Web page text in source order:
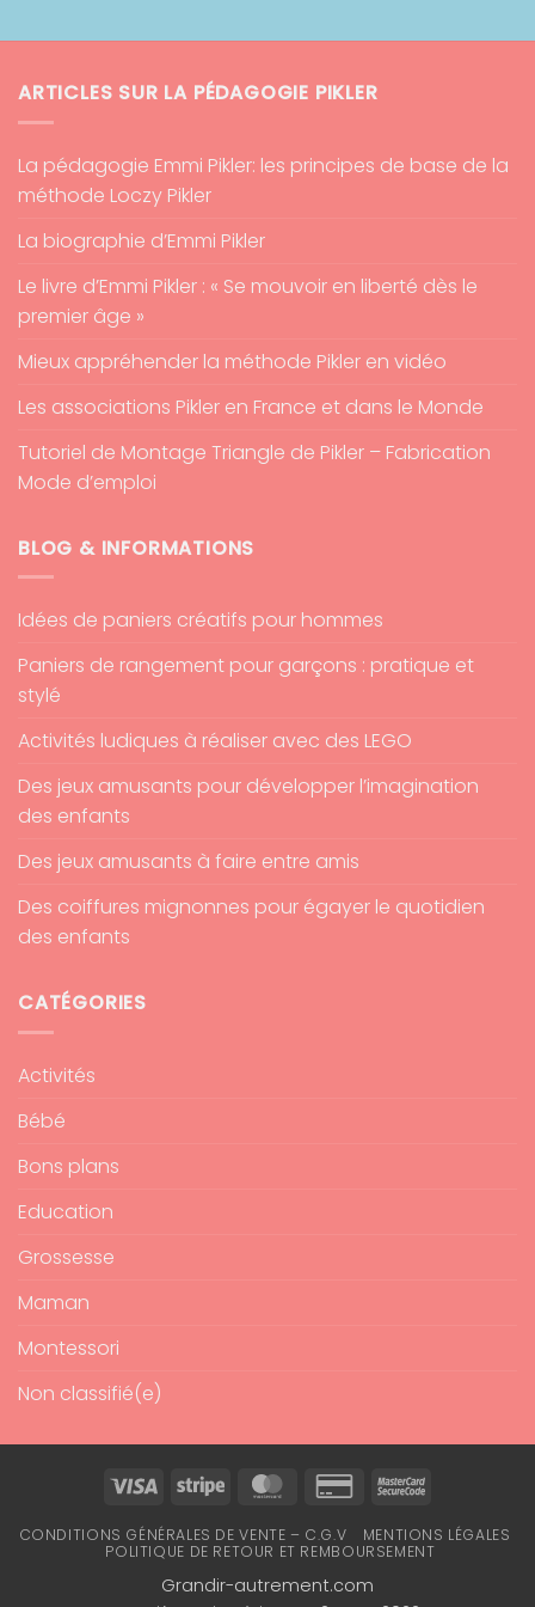
ARTICLES SUR LA PÉDAGOGIE PIKLER
La pédagogie Emmi Pikler: les principes de base de la
méthode Loczy Pikler
La biographie d’Emmi Pikler
Le livre d’Emmi Pikler : « Se mouvoir en liberté dès le
premier âge »
Mieux appréhender la méthode Pikler en vidéo
Les associations Pikler en France et dans le Monde
Tutoriel de Montage Triangle de Pikler – Fabrication
Mode d’emploi
BLOG & INFORMATIONS
Idées de paniers créatifs pour hommes
Paniers de rangement pour garçons : pratique et
stylé
Activités ludiques à réaliser avec des LEGO
Des jeux amusants pour développer l’imagination
des enfants
Des jeux amusants à faire entre amis
Des coiffures mignonnes pour égayer le quotidien
des enfants
CATÉGORIES
Activités
Bébé
Bons plans
Education
Grossesse
Maman
Montessori
Non classifié(e)
Visa Stripe MasterCard
Credit
2
MasterCard
CONDITIONS GÉNÉRALES DE VENTE – C.G.V
MENTIONS LÉGALES
POLITIQUE DE RETOUR ET REMBOURSEMENT
Grandir-autrement.com